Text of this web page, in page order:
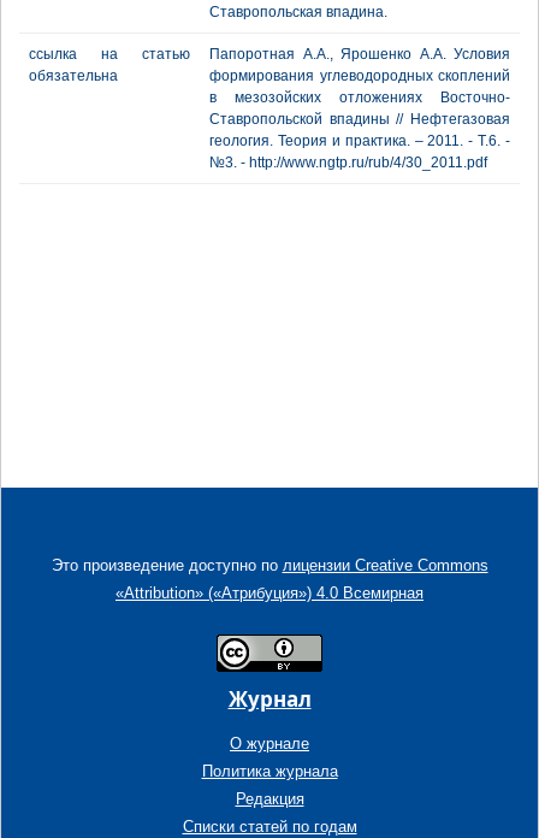
Ставропольская впадина.
ссылка на статью
обязательна
Папоротная А.А., Ярошенко А.А. Условия
формирования углеводородных скоплений
в мезозойских отложениях Восточно-
Ставропольской впадины // Нефтегазовая
геология. Теория и практика. – 2011. - Т.6. -
№3. - http://www.ngtp.ru/rub/4/30_2011.pdf
Это произведение доступно по лицензии Creative Commons
«Attribution» («Атрибуция») 4.0 Всемирная
Журнал
О журнале
Политика журнала
Редакция
Списки статей по годам